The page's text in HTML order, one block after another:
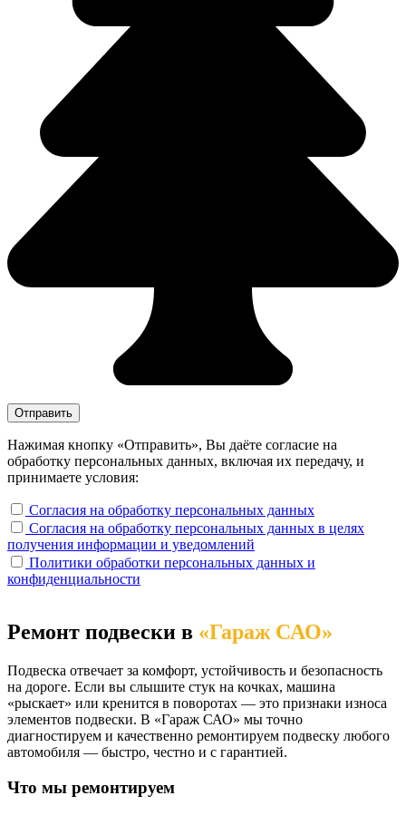
Нажимая кнопку «Отправить», Вы даёте согласие на
обработку персональных данных, включая их передачу, и
принимаете условия:
Согласия на обработку персональных данных
Согласия на обработку персональных данных в целях
получения информации и уведомлений
Политики обработки персональных данных и
конфиденциальности
Ремонт подвески в «Гараж САО»
Подвеска отвечает за комфорт, устойчивость и безопасность
на дороге. Если вы слышите стук на кочках, машина
«рыскает» или кренится в поворотах — это признаки износа
элементов подвески. В «Гараж САО» мы точно
диагностируем и качественно ремонтируем подвеску любого
автомобиля — быстро, честно и с гарантией.
Что мы ремонтируем